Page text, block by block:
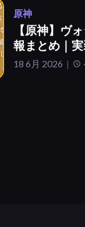
原神
【原神】ヴ
報まとめ｜
18 6月 2026